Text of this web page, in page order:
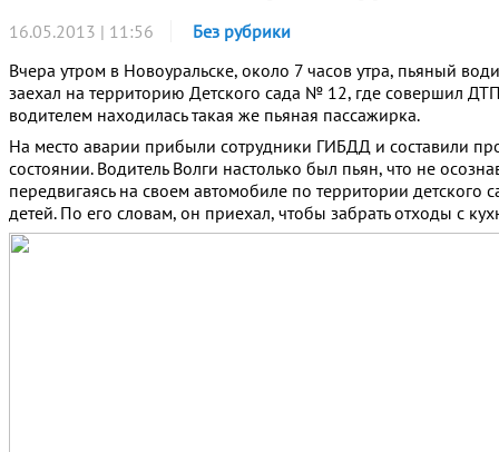
16.05.2013 | 11:56
Без рубрики
Вчера утром в Новоуральске, около 7 часов утра, пьяный
заехал на территорию Детского сада № 12, где совершил
водителем находилась такая же пьяная пассажирка.
На место аварии прибыли сотрудники ГИБДД и составили
состоянии. Водитель Волги настолько был пьян, что не
передвигаясь на своем автомобиле по территории детского
детей. По его словам, он приехал, чтобы забрать отходы с